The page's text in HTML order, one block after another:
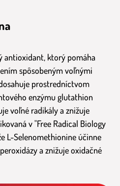
antioxidant, ktorý pomáha
spôsobeným voľnými
prostredníctvom
enzýmu glutathion
voľné radikály a znižuje
v "Free Radical Biology
L-Selenomethionine účinne
a znižuje oxidačné